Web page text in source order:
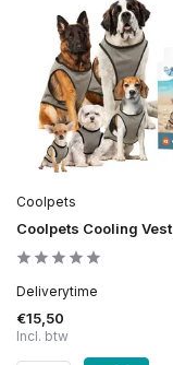
Coolpets
Coolpets Cooling Vest
Deliverytime
€15,50
Incl. btw